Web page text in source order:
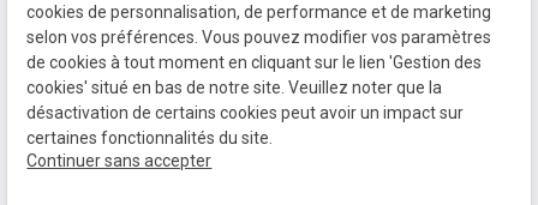
Contact
SIRET :
80771512300020
Mentions légales
Politique de
confidentialité
Plan du site
cookies de personnalisation, de performance et de marketing
selon vos préférences. Vous pouvez modifier vos paramètres
de cookies à tout moment en cliquant sur le lien 'Gestion des
cookies' situé en bas de notre site. Veuillez noter que la
désactivation de certains cookies peut avoir un impact sur
certaines fonctionnalités du site.
Continuer sans accepter